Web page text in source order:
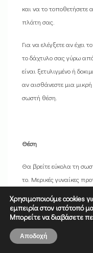
και να το
πλάτη σας.
Για να ελέγξετε αν έχει
το δάχτυλο σας γύρω
είναι ξετυλιγμένο ή
αν αισθάνεστε μια
σωστή θέση.
Θέση
Θα βρείτε εύκολα τη
το. Μερικές γυναίκες
Βεβαιωθείτε ότι το
Home
Χρησιμοποιούμε cookies
εμπειρία στον ιστότοπό
Μπορείτε να διαβάσετε
Αποδοχή